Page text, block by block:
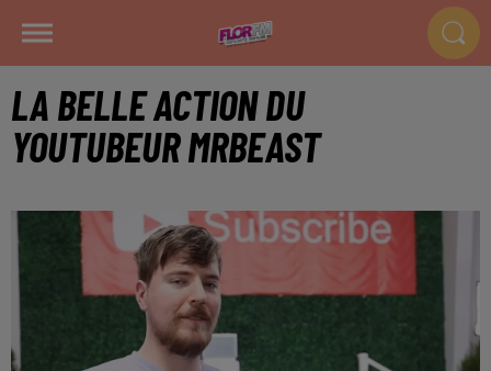
LA BELLE ACTION DU
YOUTUBEUR MRBEAST